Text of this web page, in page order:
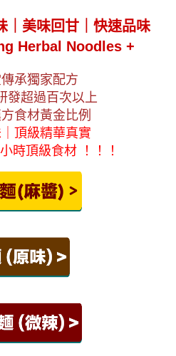
｜美味回甘｜快速品味
Herbal Noodles +
承獨家配方
發超過百次以上
食材黃金比例
頂級精華真實
時頂級食材 ！！！